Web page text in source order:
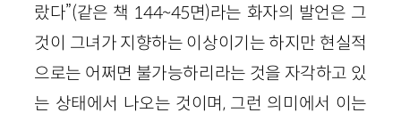
랐다”(같은 책 144~45면)라는 화자의 발언은 그
것이 그녀가 지향하는 이상이기는 하지만 현실적
으로는 어쩌면 불가능하리라는 것을 자각하고 있
는 상태에서 나오는 것이며, 그런 의미에서 이는